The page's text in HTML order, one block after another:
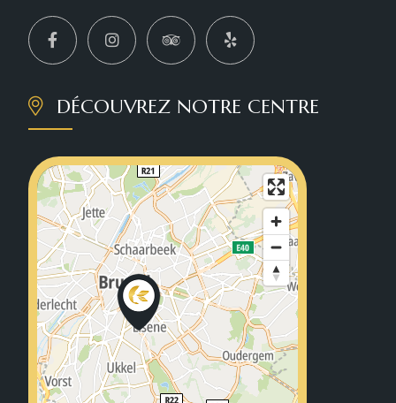
DÉCOUVREZ NOTRE CENTRE